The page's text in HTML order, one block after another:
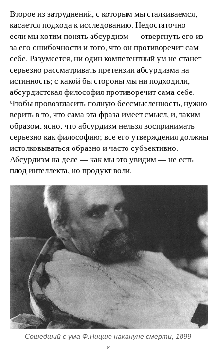
Второе из затруднений, с которым мы сталкиваемся,
касается подхода к исследованию. Недостаточно —
если мы хотим понять абсурдизм — отвергнуть его из-
за его ошибочности и того, что он противоречит сам
себе. Разумеется, ни один компетентный ум не станет
серьезно рассматривать претензии абсурдизма на
истинность; с какой бы стороны мы ни подходили,
абсурдистская философия противоречит сама себе.
Чтобы провозгласить полную бессмысленность, нужно
верить в то, что сама эта фраза имеет смысл, и, таким
образом, ясно, что абсурдизм нельзя воспринимать
серьезно как философию; все его утверждения должны
истолковываться образно и часто субъективно.
Абсурдизм на деле — как мы это увидим — не есть
плод интеллекта, но продукт воли.
Сошедший с ума Ф.Ницше накануне смерти, 1899
г.